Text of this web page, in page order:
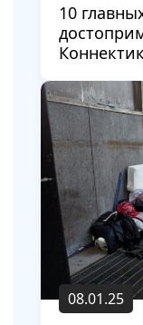
10
08.01.25